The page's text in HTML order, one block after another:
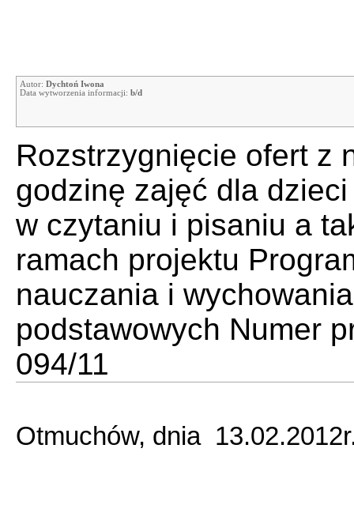
Autor: Dychtoń Iwona
Data wytworzenia informacji: b/d
Rozstrzygnięcie ofert z
godzinę zajęć dla
w czytaniu i pisaniu a
ramach projektu
nauczania i
podstawowych Numer
094/11
Otmuchów, dnia